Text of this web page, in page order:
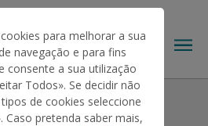
em Mercados
2023-2027 Tutoriais
para melhorar a sua
navegação e para fins
consente a sua utilização
Todos». Se decidir não
de cookies seleccione
Caso pretenda saber mais,